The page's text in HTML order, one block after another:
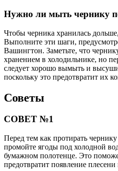
Нужно ли мыть чернику
Чтобы черника хранилась
Выполните эти шаги,
Вашингтон. Заметьте, что
хранением в холодильнике, но
следует хорошо вымыть и
поскольку это предотвратит их
Советы
СОВЕТ №1
Перед тем как протирать
промойте ягоды под холодной
бумажном полотенце. Это
предотвратит появление